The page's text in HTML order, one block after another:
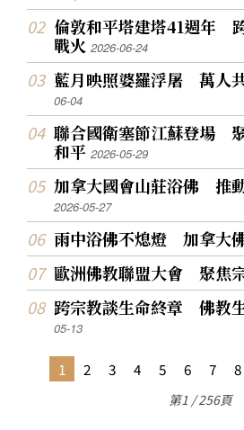
倫敦和平塔建塔41週年
戰火2026-06-24
藍月映照婆羅浮屠 萬人
06-04
聯合國衛塞節江蘇登場
和平2026-05-29
加拿大國會山莊浴佛 推
2026-05-27
雨中浴佛不熄燈 加拿大
歐洲佛教聯盟大會 聚焦
跨宗教談生命終章 佛教
05-13
1 2 3 4 5 6 7 8
第1 / 256頁